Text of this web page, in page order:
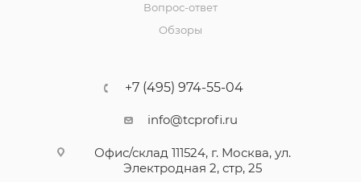
Вопрос-ответ
Обзоры
+7 (495) 974-55-04
info@tcprofi.ru
Офис/склад 111524, г. Москва, ул.
Электродная 2, стр, 25